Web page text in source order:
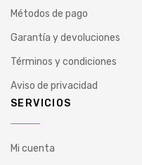
Métodos de pago
Garantía y devoluciones
Términos y condiciones
Aviso de privacidad
SERVICIOS
Mi cuenta